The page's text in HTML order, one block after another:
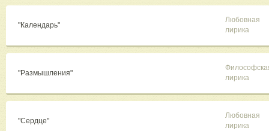
"Календарь"
Любовная
лирика
"Размышления"
лирика
"Сердце"
Любовная
лирика